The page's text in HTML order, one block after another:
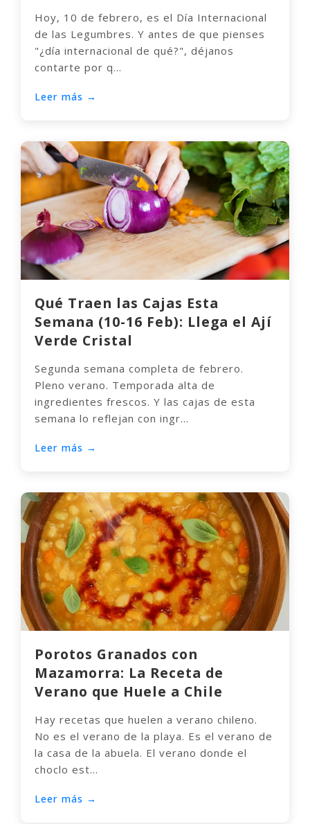
Hoy, 10 de febrero, es el Día Internacional
de las Legumbres. Y antes de que pienses
"¿día internacional de qué?", déjanos
contarte por q...
Leer más →
Qué Traen las Cajas Esta
Semana (10-16 Feb): Llega el Ají
Verde Cristal
Segunda semana completa de febrero.
Pleno verano. Temporada alta de
ingredientes frescos. Y las cajas de esta
semana lo reflejan con ingr...
Leer más →
Porotos Granados con
Mazamorra: La Receta de
Verano que Huele a Chile
Hay recetas que huelen a verano chileno.
No es el verano de la playa. Es el verano de
la casa de la abuela. El verano donde el
choclo est...
Leer más →